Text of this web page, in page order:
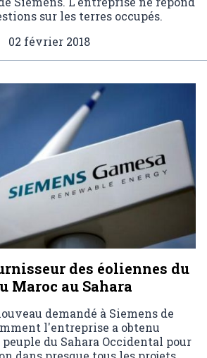
sur les terres occupés.
02 février 2018
des éoliennes du
Maroc au Sahara
demandé à Siemens de
l'entreprise a obtenu
du Sahara Occidental pour